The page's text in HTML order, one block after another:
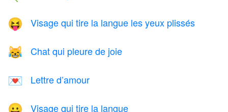
😝 Visage qui tire la langue les yeux plissés
😹 Chat qui pleure de joie
💌 Lettre d’amour
Visage qui tire la langue